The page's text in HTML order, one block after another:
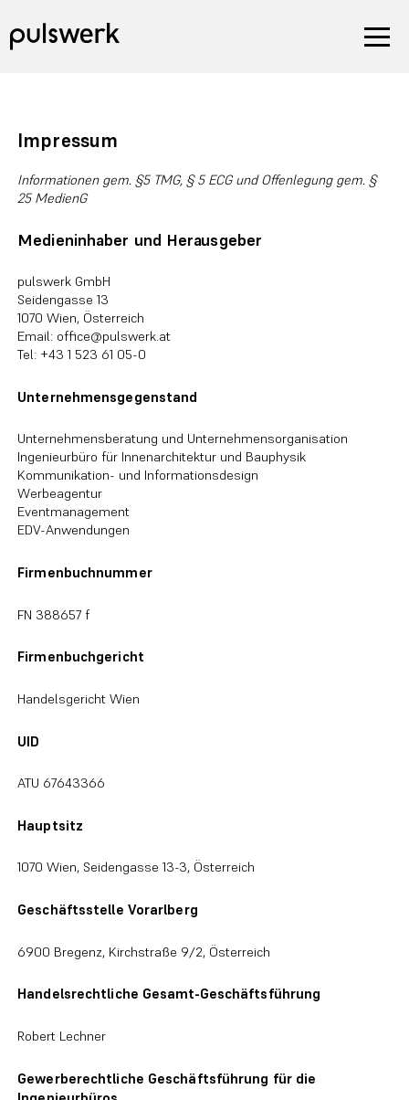
zum
Inhalt
Impressum
Informationen gem. §5 TMG, § 5 ECG und Offenlegung gem. §
25 MedienG
Medieninhaber und Herausgeber
pulswerk GmbH
Seidengasse 13
1070 Wien, Österreich
Email: office@pulswerk.at
Tel: +43 1 523 61 05-0
Unternehmensgegenstand
Unternehmensberatung und Unternehmensorganisation
Ingenieurbüro für Innenarchitektur und Bauphysik
Kommunikation- und Informationsdesign
Werbeagentur
Eventmanagement
EDV-Anwendungen
Firmenbuchnummer
FN 388657 f
Firmenbuchgericht
Handelsgericht Wien
UID
ATU 67643366
Hauptsitz
1070 Wien, Seidengasse 13-3, Österreich
Geschäftsstelle Vorarlberg
6900 Bregenz, Kirchstraße 9/2, Österreich
Handelsrechtliche Gesamt-Geschäftsführung
Robert Lechner
Gewerberechtliche Geschäftsführung für die